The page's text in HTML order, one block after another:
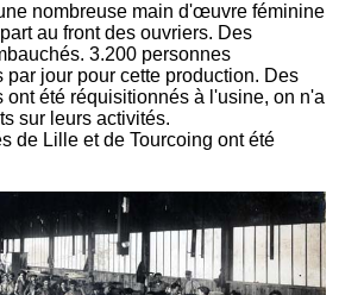
nombreuse main d'œuvre féminine
au front des ouvriers. Des
3.200 personnes
jour pour cette production. Des
ont été réquisitionnés à l'usine, on n'a
sur leurs activités.
de Lille et de Tourcoing ont été